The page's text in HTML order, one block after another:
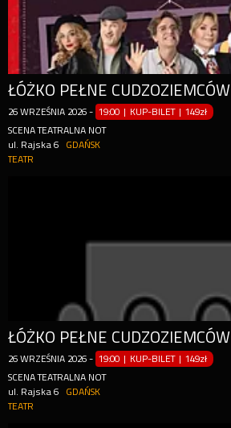
ŁÓŻKO PEŁNE CUDZOZIEMCÓW
26 WRZEŚNIA 2026 - 19:00 | KUP-BILET |149zł
SCENA TEATRALNA NOT
ul. Rajska 6
GDAŃSK
TEATR
ŁÓŻKO PEŁNE CUDZOZIEMCÓW
26 WRZEŚNIA 2026 - 19:00 | KUP-BILET |149zł
SCENA TEATRALNA NOT
ul. Rajska 6
GDAŃSK
TEATR